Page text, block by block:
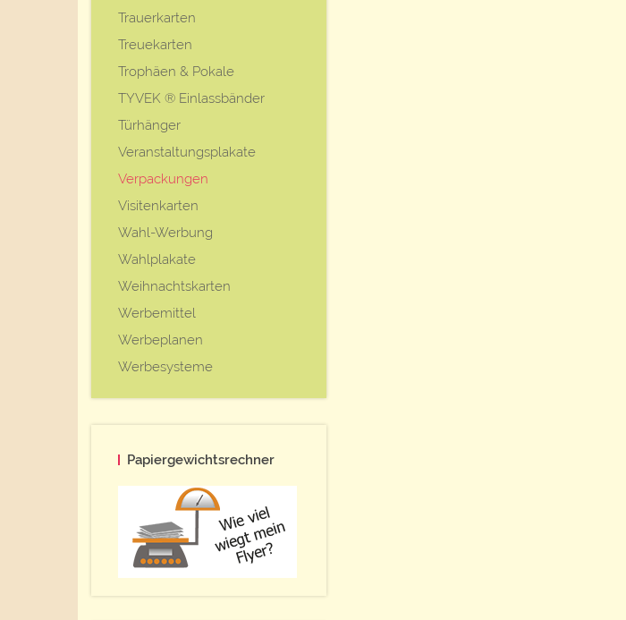
Trauerkarten
Treuekarten
Trophäen & Pokale
TYVEK ® Einlassbänder
Türhänger
Veranstaltungsplakate
Verpackungen
Visitenkarten
Wahl-Werbung
Wahlplakate
Weihnachtskarten
Werbemittel
Werbeplanen
Werbesysteme
Papiergewichtsrechner